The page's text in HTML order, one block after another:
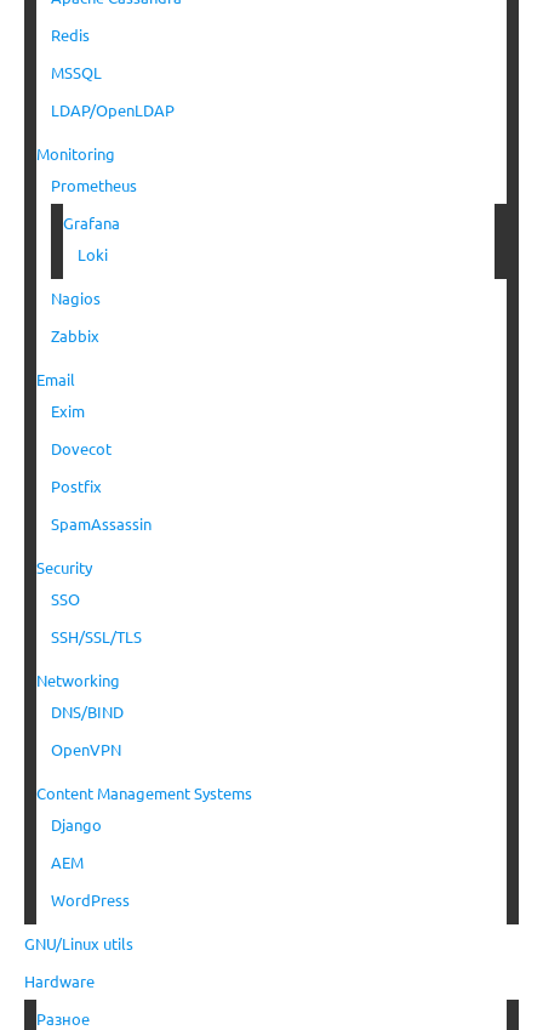
Redis
MSSQL
LDAP/OpenLDAP
Monitoring
Prometheus
Grafana
Loki
Nagios
Zabbix
Email
Exim
Dovecot
Postfix
SpamAssassin
Security
SSO
SSH/SSL/TLS
Networking
DNS/BIND
OpenVPN
Content Management Systems
Django
AEM
WordPress
GNU/Linux utils
Hardware
Разное